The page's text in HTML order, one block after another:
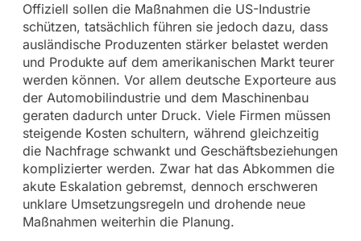
Offiziell sollen die Maßnahmen die US-Industrie
schützen, tatsächlich führen sie jedoch dazu, dass
ausländische Produzenten stärker belastet werden
und Produkte auf dem amerikanischen Markt teurer
werden können. Vor allem deutsche Exporteure aus
der Automobilindustrie und dem Maschinenbau
geraten dadurch unter Druck. Viele Firmen müssen
steigende Kosten schultern, während gleichzeitig
die Nachfrage schwankt und Geschäftsbeziehungen
komplizierter werden. Zwar hat das Abkommen die
akute Eskalation gebremst, dennoch erschweren
unklare Umsetzungsregeln und drohende neue
Maßnahmen weiterhin die Planung.